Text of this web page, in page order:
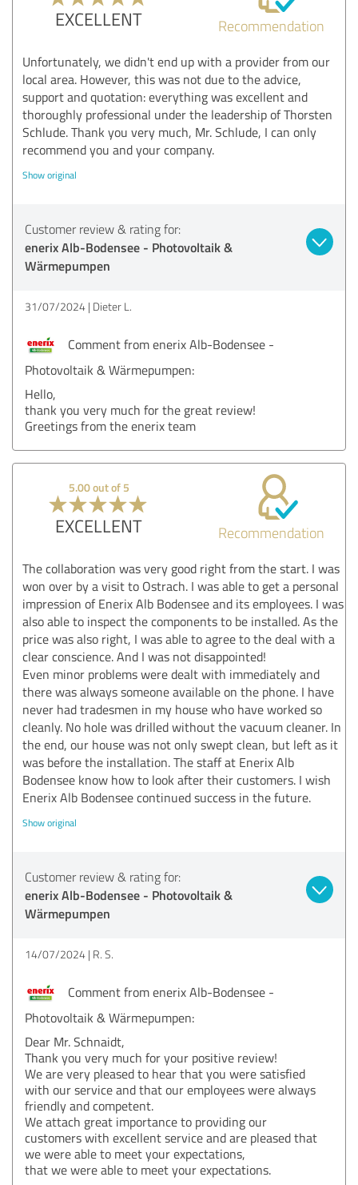
EXCELLENT Recommendation
Unfortunately, we didn't end up with a provider from our
local area. However, this was not due to the advice,
support and quotation: everything was excellent and
thoroughly professional under the leadership of Thorsten
Schlude. Thank you very much, Mr. Schlude, I can only
recommend you and your company.
Show original
Customer review & rating for:
enerix Alb-Bodensee - Photovoltaik &
Wärmepumpen
31/07/2024 Dieter L.
Comment from enerix Alb-Bodensee -
Photovoltaik & Wärmepumpen:
Hello,
thank you very much for the great review!
Greetings from the enerix team
5.00 out of 5
EXCELLENT Recommendation
The collaboration was very good right from the start. I was
won over by a visit to Ostrach. I was able to get a personal
impression of Enerix Alb Bodensee and its employees. I was
also able to inspect the components to be installed. As the
price was also right, I was able to agree to the deal with a
clear conscience. And I was not disappointed!
Even minor problems were dealt with immediately and
there was always someone available on the phone. I have
never had tradesmen in my house who have worked so
cleanly. No hole was drilled without the vacuum cleaner. In
the end, our house was not only swept clean, but left as it
was before the installation. The staff at Enerix Alb
Bodensee know how to look after their customers. I wish
Enerix Alb Bodensee continued success in the future.
Show original
Customer review & rating for:
enerix Alb-Bodensee - Photovoltaik &
Wärmepumpen
14/07/2024 R. S.
Comment from enerix Alb-Bodensee -
Photovoltaik & Wärmepumpen:
Dear Mr. Schnaidt,
Thank you very much for your positive review!
We are very pleased to hear that you were satisfied
with our service and that our employees were always
friendly and competent.
We attach great importance to providing our
customers with excellent service and are pleased that
we were able to meet your expectations,
that we were able to meet your expectations.